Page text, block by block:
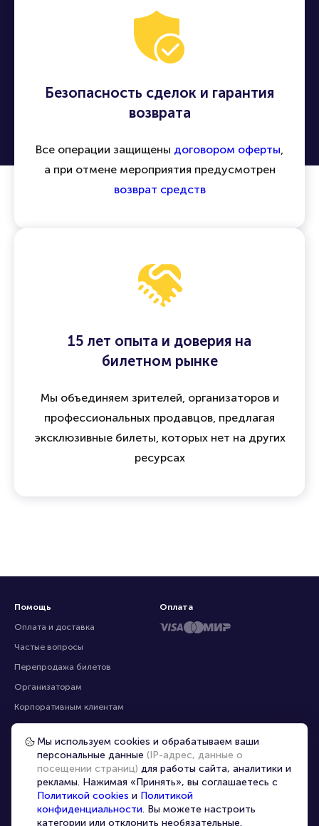
Безопасность сделок и гарантия
возврата
Все операции защищены договором оферты,
а при отмене мероприятия предусмотрен
возврат средств
15 лет опыта и доверия на
билетном рынке
Мы объединяем зрителей, организаторов и
профессиональных продавцов, предлагая
эксклюзивные билеты, которых нет на других
ресурсах
Помощь
Оплата и доставка
Частые вопросы
Перепродажа билетов
Организаторам
Корпоративным клиентам
VIP-билеты
Условия использования
Персональные данные
О компании
Контакты
8-800-500-42-62
8-499-226-15-14
info@portalbilet.ru
С 10:00 до 21:00
Оплата
Мы используем cookies и обрабатываем ваши
персональные данные (IP-адрес, данные о
посещении страниц) для работы сайта, аналитики и
рекламы. Нажимая «Принять», вы соглашаетесь с
Политикой cookies и Политикой
конфиденциальности. Вы можете настроить
категории или отклонить необязательные.